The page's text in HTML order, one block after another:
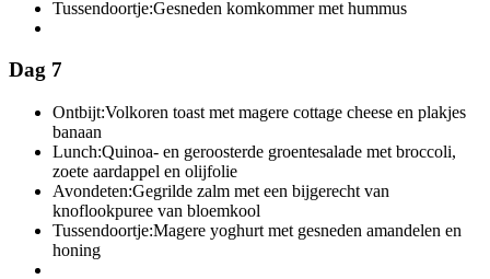
Tussendoortje:Gesneden komkommer met hummus
Dag 7
Ontbijt:Volkoren toast met magere cottage cheese en plakjes
banaan
Lunch:Quinoa- en geroosterde groentesalade met broccoli,
zoete aardappel en olijfolie
Avondeten:Gegrilde zalm met een bijgerecht van
knoflookpuree van bloemkool
Tussendoortje:Magere yoghurt met gesneden amandelen en
honing